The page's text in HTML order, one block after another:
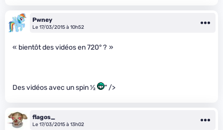
Pwney
Le 17/03/2015 à 10h52
« bientôt des vidéos en 720° ? »
Des vidéos avec un spin ½ " />
flagos_
Le 17/03/2015 à 13h02